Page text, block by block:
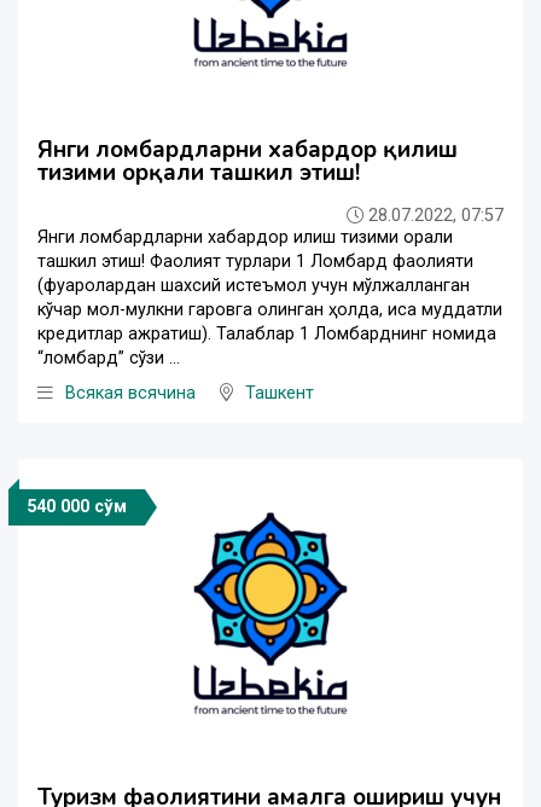
Янги ломбардларни хабардор қилиш
тизими орқали ташкил этиш!
28.07.2022, 07:57
Янги ломбардларни хабардор қилиш тизими орқали
ташкил этиш! Фаолият турлари 1 Ломбард фаолияти
(фуқаролардан шахсий истеъмол учун мўлжалланган
кўчар мол-мулкни гаровга олинган ҳолда, қисқа муддатли
кредитлар ажратиш). Талаблар 1 Ломбарднинг номида
“ломбард” сўзи ...
Всякая всячина
Ташкент
540 000 сўм
Туризм фаолиятини амалга ошириш учун